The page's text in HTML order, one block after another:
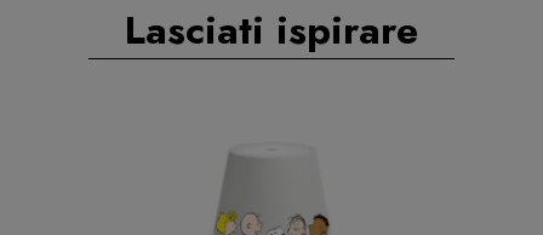
Lasciati ispirare